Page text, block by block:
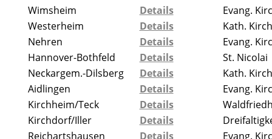
Wimsheim
Details
Evang.
Westerheim
Details
Kath.
Nehren
Details
Evang.
Hannover-Bothfeld
Details
St. Nicolai
Neckargem.-Dilsberg
Details
Kath.
Aidlingen
Details
Evang.
Kirchheim/Teck
Details
Kirchdorf/Iller
Details
Reichartshausen
Details Evang.